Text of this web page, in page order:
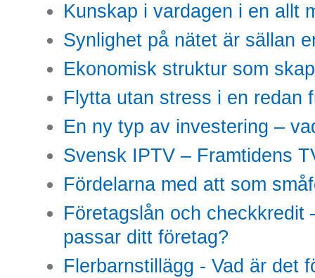
Kunskap i vardagen i en allt
Synlighet på nätet är sällan
Ekonomisk struktur som
Flytta utan stress i en redan
En ny typ av investering –
Svensk IPTV – Framtidens
Fördelarna med att som
Företagslån och checkkredit
passar ditt företag?
Flerbarnstillägg - Vad är det